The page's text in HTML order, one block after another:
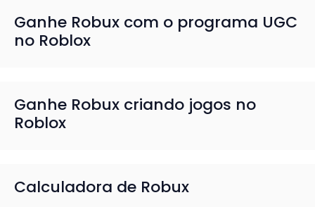
Ganhe Robux com o programa UGC
no Roblox
Ganhe Robux criando jogos no
Roblox
Calculadora de Robux